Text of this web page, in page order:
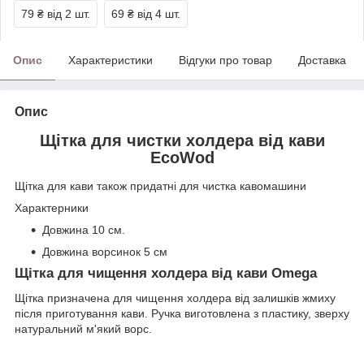
79 ₴ від 2 шт. 69 ₴ від 4 шт.
Опис Характеристики Відгуки про товар Доставка
Опис
Щітка для чистки холдера від кави
EcoWod
Щітка для кави також придатні для чистка кавомашини
Характерники
Довжина 10 см.
Довжина ворсинок 5 см
Щітка для чищення холдера від кави Omega
Щітка призначена для чищення холдера від залишків жмиху
після приготування кави. Ручка виготовлена з пластику, зверху
натуральний м'який ворс.